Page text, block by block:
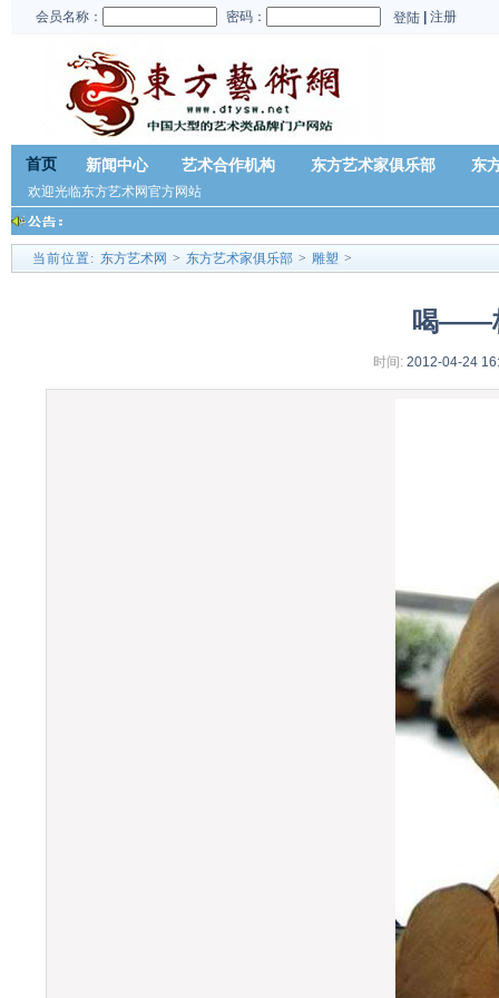
会员名称： 密码： 登陆| 注册
首页 新闻中心 艺术合作机构 东方艺术家俱乐部 东
欢迎光临东方艺术网官方网站
当前位置: 东方艺术网 > 东方艺术家俱乐部 > 雕塑 >
喝——
时间: 2012-04-24